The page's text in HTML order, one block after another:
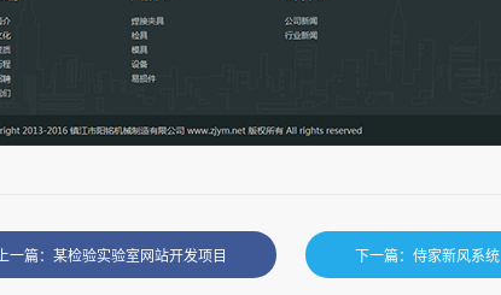
上一篇：某检验实验室网站开发项目 下一篇：侍家新风系统